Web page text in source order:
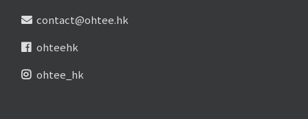
contact@ohtee.hk
ohteehk
ohtee_hk